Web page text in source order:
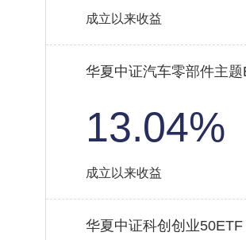
成立以来收益
华夏中证汽车零部件主
13.04%
成立以来收益
华夏中证科创创业50ETF